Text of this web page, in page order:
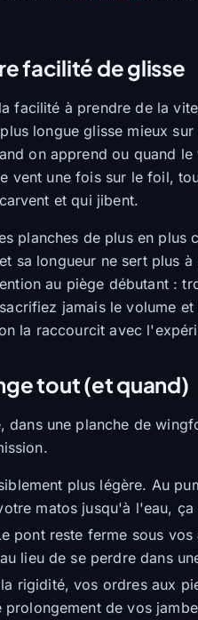
facilité de glisse
facilité à prendre de la
longue glisse mieux
on apprend ou quand
vent une fois sur le foil,
et qui jibent.
planches de plus en plus
sa longueur ne sert plus
au piège débutant :
jamais le volume
la raccourcit avec
tout (et quand)
dans une planche de
plus légère. Au
matos jusqu'à l'eau, ça
pont reste ferme sous
lieu de se perdre dans
rigidité, vos ordres aux
de vos